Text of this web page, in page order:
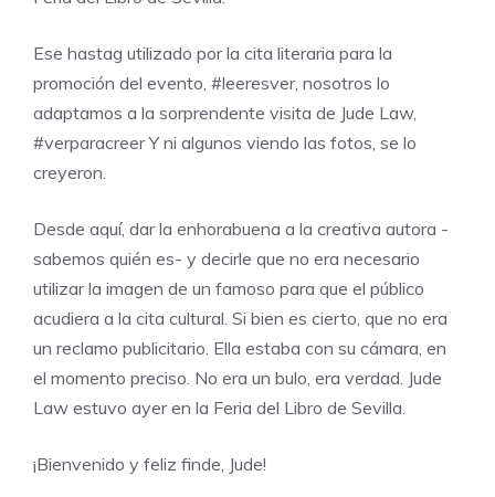
Ese hastag utilizado por la cita literaria para la
promoción del evento, #leeresver, nosotros lo
adaptamos a la sorprendente visita de Jude Law,
#verparacreer Y ni algunos viendo las fotos, se lo
creyeron.
Desde aquí, dar la enhorabuena a la creativa autora -
sabemos quién es- y decirle que no era necesario
utilizar la imagen de un famoso para que el público
acudiera a la cita cultural. Si bien es cierto, que no era
un reclamo publicitario. Ella estaba con su cámara, en
el momento preciso. No era un bulo, era verdad. Jude
Law estuvo ayer en la Feria del Libro de Sevilla.
¡Bienvenido y feliz finde, Jude!